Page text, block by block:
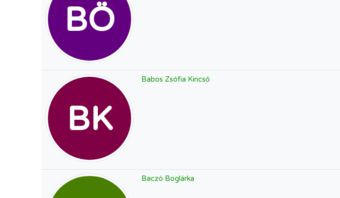
BÖ
BK
Babos Zsófia Kincső
Baczó Boglárka